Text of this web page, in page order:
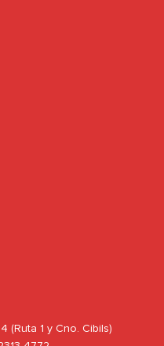
(Ruta 1 y Cno. Cibils)